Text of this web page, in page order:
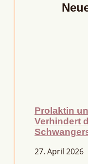
Prolaktin
Verhindert
27. April 2026